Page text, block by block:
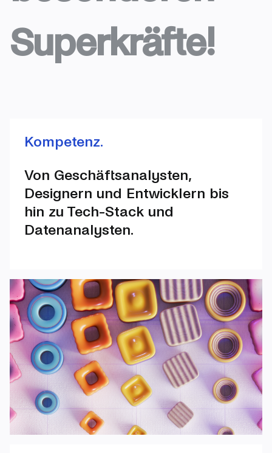
Superkräfte!
Kompetenz.
Von Geschäftsanalysten,
Designern und Entwicklern bis
hin zu Tech-Stack und
Datenanalysten.